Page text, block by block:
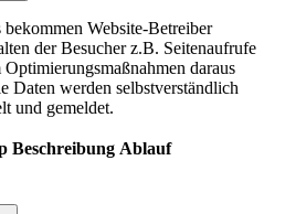
Website-Betreiber
der Besucher z.B. Seitenaufrufe
daraus
Daten werden selbstverständlich
und gemeldet.
Beschreibung Ablauf